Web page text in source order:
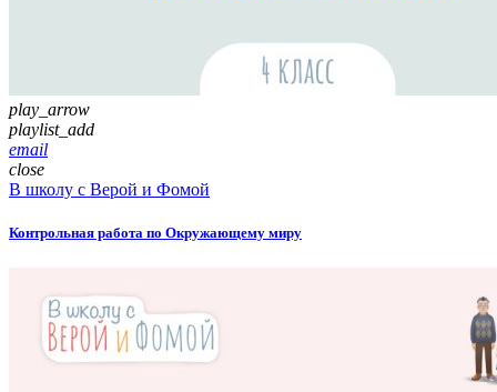
play_arrow
playlist_add
email
close
В школу с Верой и Фомой
Контрольная работа по Окружающему миру